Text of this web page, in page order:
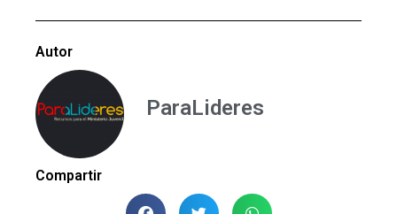
Autor
ParaLideres
Compartir